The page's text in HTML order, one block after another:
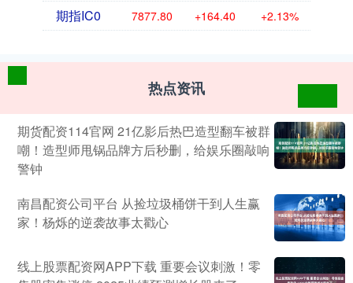
期指IC0 7877.80 +164.40 +2.13%
热点资讯
期货配资114官网 21亿影后热巴造型翻车被群
嘲！造型师甩锅品牌方后秒删，给娱乐圈敲响
警钟
南昌配资公司平台 从捡垃圾桶饼干到人生赢
家！杨烁的逆袭故事太戳心
线上股票配资网APP下载 重要会议刺激！零